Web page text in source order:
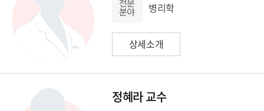
병리학
상세소개
정혜라 교수